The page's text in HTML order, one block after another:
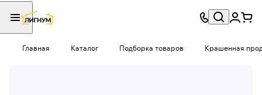
Главная Каталог Подборка товаров Крашенная